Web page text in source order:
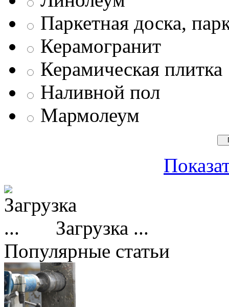
Паркетная доска,
Керамогранит
Керамическая плитка
Наливной пол
Мармолеум
Загрузка ...
Популярные статьи